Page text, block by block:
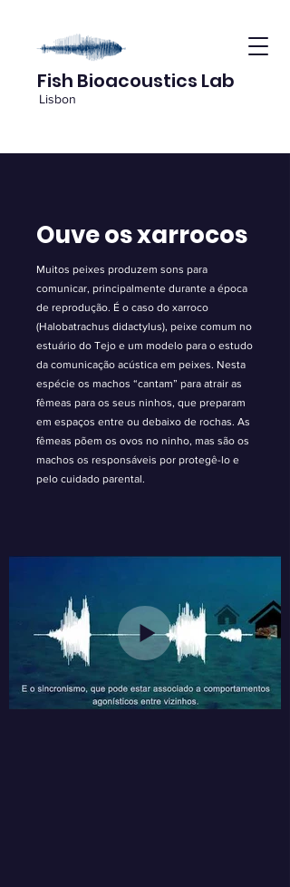
Fish Bioacoustics Lab
Lisbon
Ouve os xarrocos
Muitos peixes produzem sons para
comunicar, principalmente durante a época
de reprodução. É o caso do xarroco
(Halobatrachus didactylus), peixe comum no
estuário do Tejo e um modelo para o estudo
da comunicação acústica em peixes. Nesta
espécie os machos “cantam” para atrair as
fêmeas para os seus ninhos, que preparam
em espaços entre ou debaixo de rochas. As
fêmeas põem os ovos no ninho, mas são os
machos os responsáveis por protegê-lo e
pelo cuidado parental.